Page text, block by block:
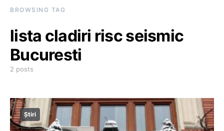
BROWSING TAG
lista cladiri risc seismic
Bucuresti
2 posts
Știri